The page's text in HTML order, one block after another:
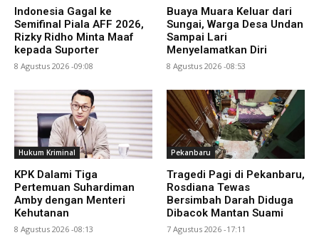
Indonesia Gagal ke
Semifinal Piala AFF 2026,
Rizky Ridho Minta Maaf
kepada Suporter
8 Agustus 2026 -09:08
Buaya Muara Keluar dari
Sungai, Warga Desa Undan
Sampai Lari
Menyelamatkan Diri
8 Agustus 2026 -08:53
Hukum Kriminal
KPK Dalami Tiga
Pertemuan Suhardiman
Amby dengan Menteri
Kehutanan
8 Agustus 2026 -08:13
Pekanbaru
Tragedi Pagi di Pekanbaru,
Rosdiana Tewas
Bersimbah Darah Diduga
Dibacok Mantan Suami
7 Agustus 2026 -17:11